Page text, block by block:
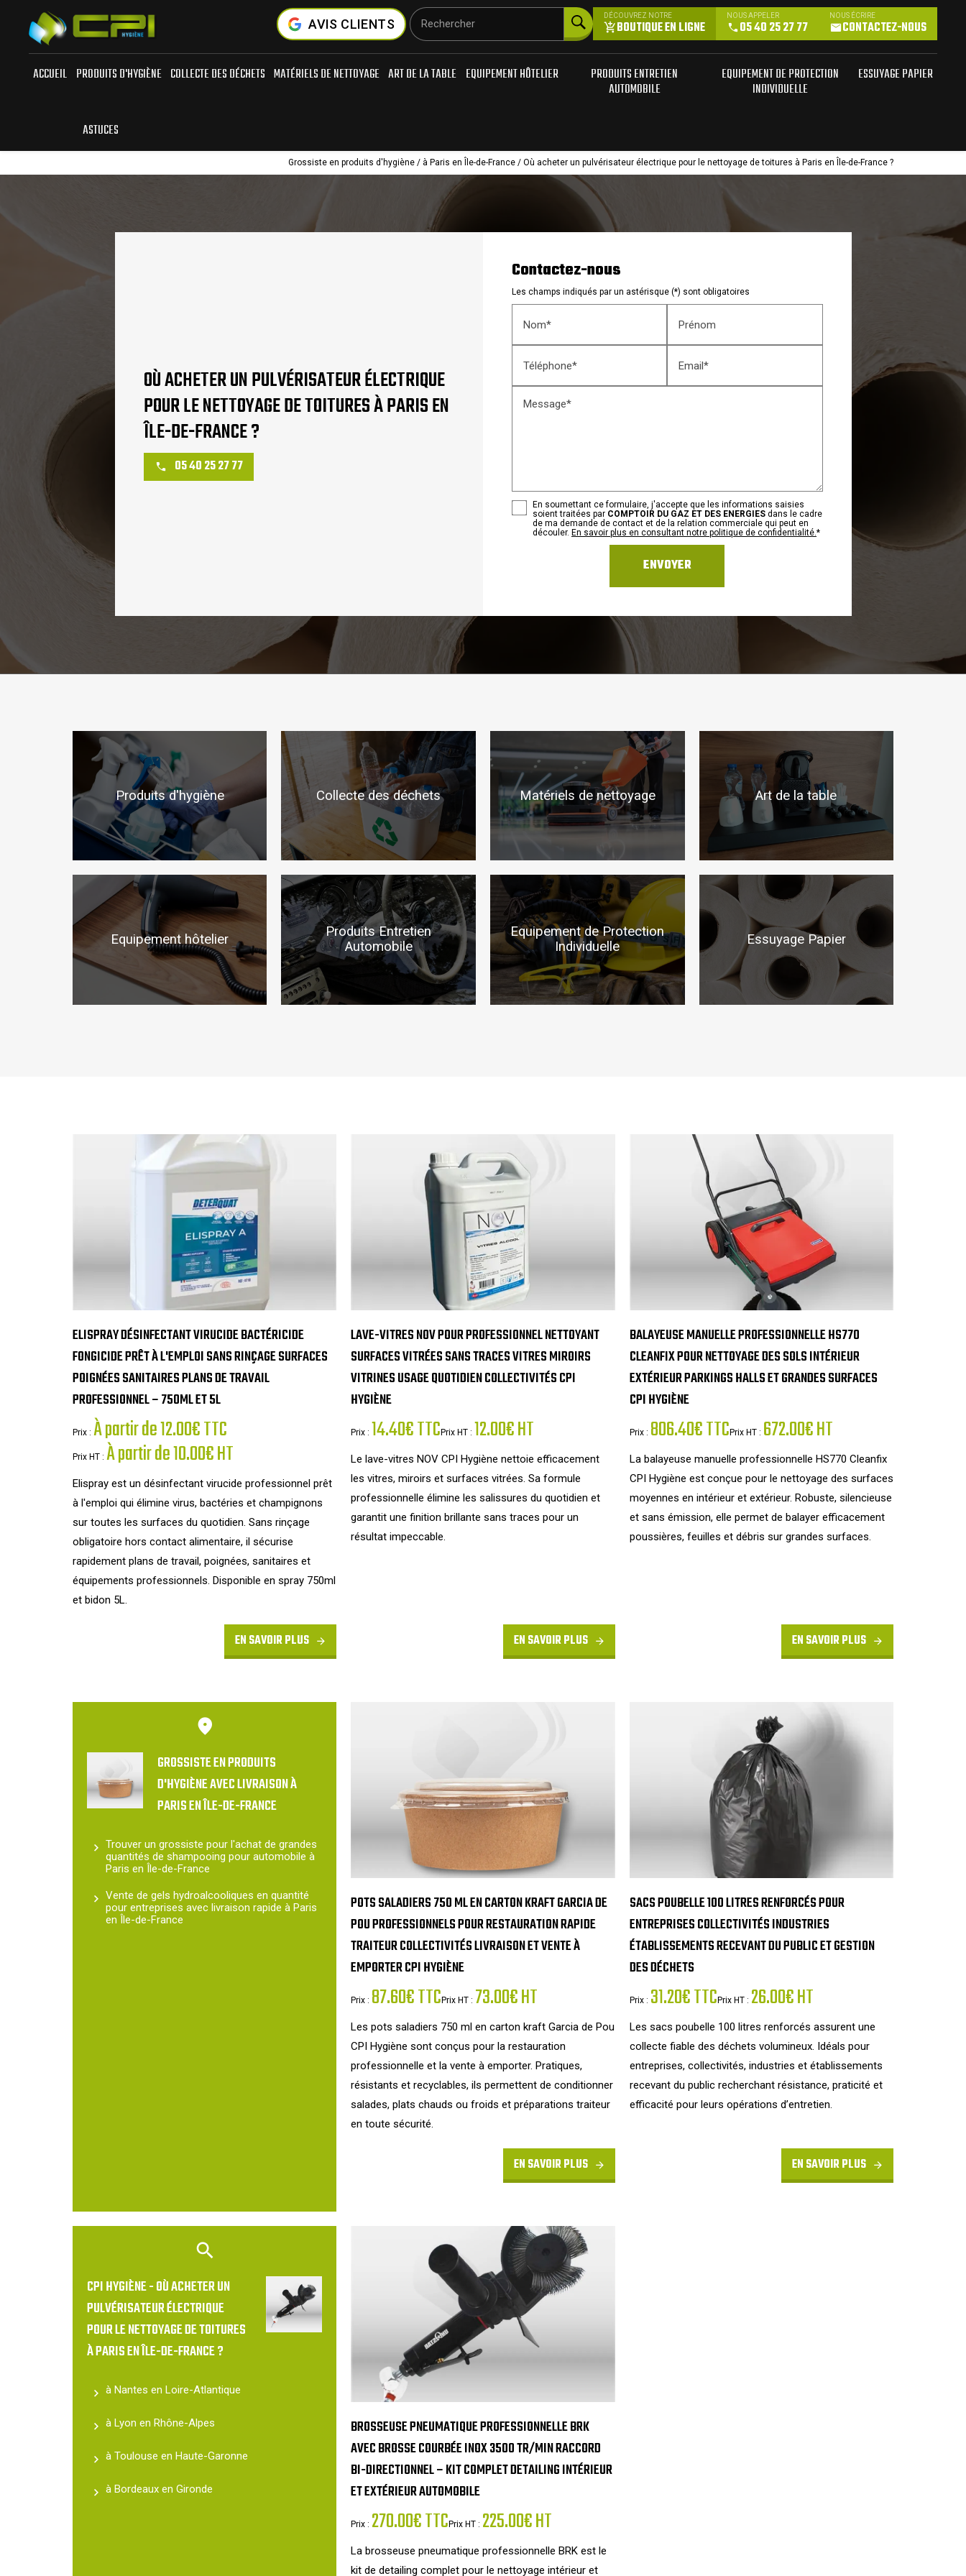
AVIS CLIENTS Rechercher
DÉCOUVREZ NOTRE
add_shopping_cartBOUTIQUE EN LIGNE
NOUS APPELER
05 40 25 27 77
NOUS ÉCRIRE
CONTACTEZ-NOUS
ACCUEIL PRODUITS D'HYGIÈNE COLLECTE DES DÉCHETS MATÉRIELS DE NETTOYAGE ART DE LA TABLE EQUIPEMENT HÔTELIER PRODUITS ENTRETIEN
AUTOMOBILE
EQUIPEMENT DE PROTECTION
INDIVIDUELLE
ESSUYAGE PAPIER
ASTUCES
Grossiste en produits d'hygiène / à Paris en Île-de-France / Où acheter un pulvérisateur électrique pour le nettoyage de toitures à Paris en Île-de-France ?
OÙ ACHETER UN PULVÉRISATEUR ÉLECTRIQUE
POUR LE NETTOYAGE DE TOITURES À PARIS EN
ÎLE-DE-FRANCE ?
05 40 25 27 77
Contactez-nous
Les champs indiqués par un astérisque (*) sont obligatoires
Nom* Prénom
Téléphone* Email*
Message*
En soumettant ce formulaire, j'accepte que les informations saisies
soient traitées par COMPTOIR DU GAZ ET DES ENERGIES dans le cadre
de ma demande de contact et de la relation commerciale qui peut en
découler. En savoir plus en consultant notre politique de confidentialité.*
Produits d'hygiène Collecte des déchets Matériels de nettoyage Art de la table
Equipement hôtelier
Produits Entretien
Automobile
Equipement de Protection
Individuelle
Essuyage Papier
ELISPRAY DÉSINFECTANT VIRUCIDE BACTÉRICIDE
FONGICIDE PRÊT À L'EMPLOI SANS RINÇAGE SURFACES
POIGNÉES SANITAIRES PLANS DE TRAVAIL
PROFESSIONNEL – 750ML ET 5L
Prix : À partir de 12.00€ TTC
Prix HT : À partir de 10.00€ HT
Elispray est un désinfectant virucide professionnel prêt
à l'emploi qui élimine virus, bactéries et champignons
sur toutes les surfaces du quotidien. Sans rinçage
obligatoire hors contact alimentaire, il sécurise
rapidement plans de travail, poignées, sanitaires et
équipements professionnels. Disponible en spray 750ml
et bidon 5L.
EN SAVOIR PLUS
LAVE-VITRES NOV POUR PROFESSIONNEL NETTOYANT
SURFACES VITRÉES SANS TRACES VITRES MIROIRS
VITRINES USAGE QUOTIDIEN COLLECTIVITÉS CPI
HYGIÈNE
Prix : 14.40€ TTCPrix HT : 12.00€ HT
Le lave-vitres NOV CPI Hygiène nettoie efficacement
les vitres, miroirs et surfaces vitrées. Sa formule
professionnelle élimine les salissures du quotidien et
garantit une finition brillante sans traces pour un
résultat impeccable.
EN SAVOIR PLUS
BALAYEUSE MANUELLE PROFESSIONNELLE HS770
CLEANFIX POUR NETTOYAGE DES SOLS INTÉRIEUR
EXTÉRIEUR PARKINGS HALLS ET GRANDES SURFACES
CPI HYGIÈNE
Prix : 806.40€ TTCPrix HT : 672.00€ HT
La balayeuse manuelle professionnelle HS770 Cleanfix
CPI Hygiène est conçue pour le nettoyage des surfaces
moyennes en intérieur et extérieur. Robuste, silencieuse
et sans émission, elle permet de balayer efficacement
poussières, feuilles et débris sur grandes surfaces.
EN SAVOIR PLUS
GROSSISTE EN PRODUITS
D'HYGIÈNE AVEC LIVRAISON À
PARIS EN ÎLE-DE-FRANCE
Trouver un grossiste pour l'achat de grandes
quantités de shampooing pour automobile à
Paris en Île-de-France
Vente de gels hydroalcooliques en quantité
pour entreprises avec livraison rapide à Paris
en Île-de-France
POTS SALADIERS 750 ML EN CARTON KRAFT GARCIA DE
POU PROFESSIONNELS POUR RESTAURATION RAPIDE
TRAITEUR COLLECTIVITÉS LIVRAISON ET VENTE À
EMPORTER CPI HYGIÈNE
Prix : 87.60€ TTCPrix HT : 73.00€ HT
Les pots saladiers 750 ml en carton kraft Garcia de Pou
CPI Hygiène sont conçus pour la restauration
professionnelle et la vente à emporter. Pratiques,
résistants et recyclables, ils permettent de conditionner
salades, plats chauds ou froids et préparations traiteur
en toute sécurité.
EN SAVOIR PLUS
SACS POUBELLE 100 LITRES RENFORCÉS POUR
ENTREPRISES COLLECTIVITÉS INDUSTRIES
ÉTABLISSEMENTS RECEVANT DU PUBLIC ET GESTION
DES DÉCHETS
Prix : 31.20€ TTCPrix HT : 26.00€ HT
Les sacs poubelle 100 litres renforcés assurent une
collecte fiable des déchets volumineux. Idéals pour
entreprises, collectivités, industries et établissements
recevant du public recherchant résistance, praticité et
efficacité pour leurs opérations d’entretien.
EN SAVOIR PLUS
CPI HYGIÈNE - OÙ ACHETER UN
PULVÉRISATEUR ÉLECTRIQUE
POUR LE NETTOYAGE DE TOITURES
À PARIS EN ÎLE-DE-FRANCE ?
à Nantes en Loire-Atlantique
à Lyon en Rhône-Alpes
à Toulouse en Haute-Garonne
à Bordeaux en Gironde
BROSSEUSE PNEUMATIQUE PROFESSIONNELLE BRK
AVEC BROSSE COURBÉE INOX 3500 TR/MIN RACCORD
BI-DIRECTIONNEL – KIT COMPLET DETAILING INTÉRIEUR
ET EXTÉRIEUR AUTOMOBILE
Prix : 270.00€ TTCPrix HT : 225.00€ HT
La brosseuse pneumatique professionnelle BRK est le
kit de detailing complet pour le nettoyage intérieur et